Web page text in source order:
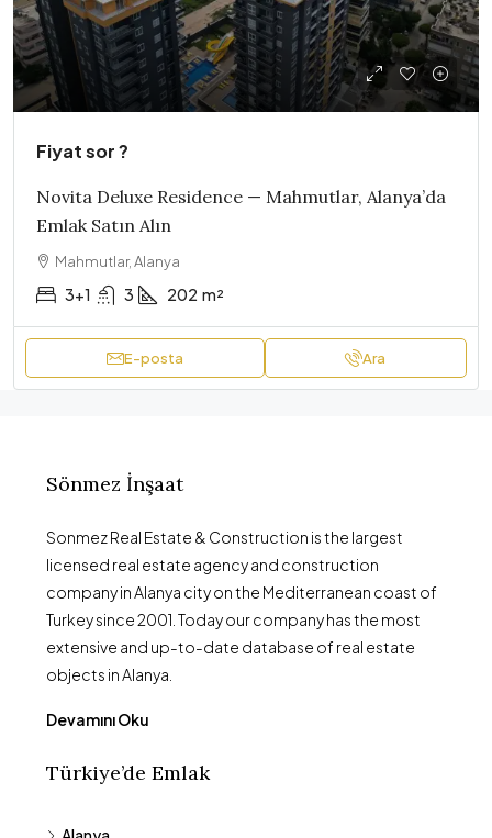
Fiyat sor ?
Novita Deluxe Residence — Mahmutlar, Alanya’da
Emlak Satın Alın
Mahmutlar, Alanya
3+1 3 202 m²
E-posta Ara
Sönmez İnşaat
Sonmez Real Estate & Construction is the largest
licensed real estate agency and construction
company in Alanya city on the Mediterranean coast of
Turkey since 2001. Today our company has the most
extensive and up-to-date database of real estate
objects in Alanya.
Devamını Oku
Türkiye’de Emlak